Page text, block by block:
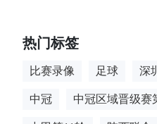
热门标签
比赛录像 足球 深
中冠 中冠区域晋级赛